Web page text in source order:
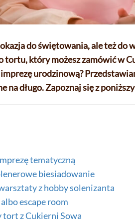
do świętowania, ale też do
który możesz zamówić w
urodzinową?
na długo. Zapoznaj się z
tematyczną
biesiadowanie
z hobby solenizanta
escape room
z Cukierni Sowa